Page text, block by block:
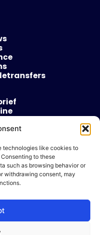
technologies like cookies to
to these
such as browsing behavior or
withdrawing consent, may